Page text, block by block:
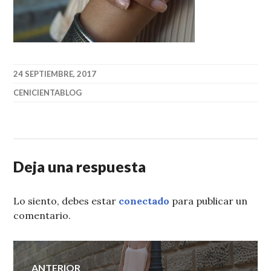
24 SEPTIEMBRE, 2017
CENICIENTABLOG
Deja una respuesta
Lo siento, debes estar conectado para publicar un
comentario.
Navegación
ANTERIOR